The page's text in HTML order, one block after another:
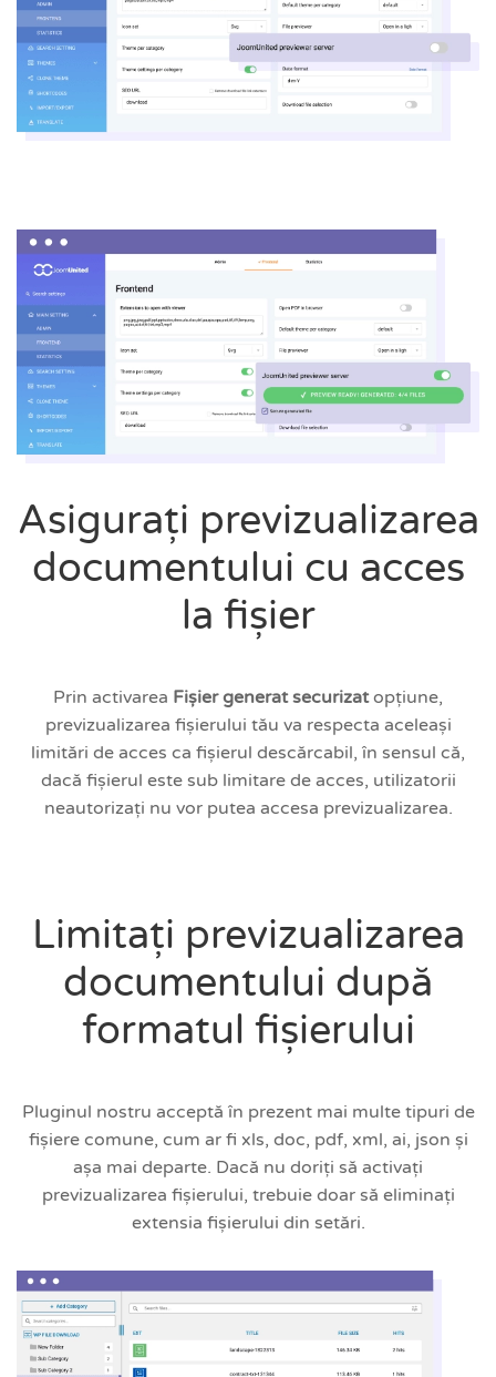
Asigurați previzualizarea
documentului cu acces
la fișier
Prin activarea Fișier generat securizatopțiune,
previzualizarea fișierului tău va respecta aceleași
limitări de acces ca fișierul descărcabil, în sensul că,
dacă fișierul este sub limitare de acces, utilizatorii
neautorizați nu vor putea accesa previzualizarea.
Limitați previzualizarea
documentului după
formatul fișierului
Pluginul nostru acceptă în prezent mai multe tipuri de
fișiere comune, cum ar fi xls, doc, pdf, xml, ai, json și
așa mai departe. Dacă nu doriți să activați
previzualizarea fișierului, trebuie doar să eliminați
extensia fișierului din setări.